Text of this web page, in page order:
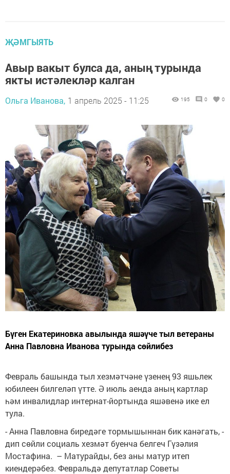
ҖӘМГЫЯТЬ
Авыр вакыт булса да, аның турында
якты истәлекләр калган
Ольга Иванова, 1 апрель 2025 - 11:25 195 0 0
Бүген Екатериновка авылында яшәүче тыл ветераны
Анна Павловна Иванова турында сөйлибез
Февраль башында тыл хезмәтчәне үзенең 93 яшьлек
юбилеен билгеләп үтте. Ә июль аенда аның картлар
һәм инвалидлар интернат-йортында яшәвенә ике ел
тула.
- Анна Павловна биредәге тормышыннан бик канәгать, -
дип сөйли социаль хезмәт буенча белгеч Гүзәлия
Мостафина. – Матурайды, без аны матур итеп
киендерәбез. Февральдә депутатлар Советы